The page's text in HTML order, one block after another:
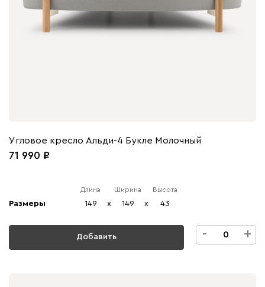
Угловое кресло Альди-4 Букле Молочный
71 990
Размеры
Длина
149 x
Ширина
149 x
Высота
43
Добавить - +